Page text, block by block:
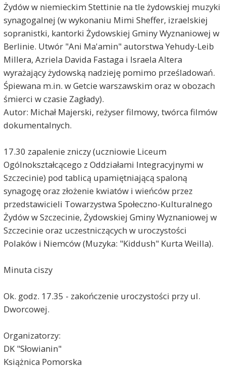
Żydów w niemieckim Stettinie na tle żydowskiej muzyki
synagogalnej (w wykonaniu Mimi Sheffer, izraelskiej
sopranistki, kantorki Żydowskiej Gminy Wyznaniowej w
Berlinie. Utwór "Ani Ma'amin" autorstwa Yehudy-Leib
Millera, Azriela Davida Fastaga i Israela Altera
wyrażający żydowską nadzieję pomimo prześladowań.
Śpiewana m.in. w Getcie warszawskim oraz w obozach
śmierci w czasie Zagłady).
Autor: Michał Majerski, reżyser filmowy, twórca filmów
dokumentalnych.
17.30 zapalenie zniczy (uczniowie Liceum
Ogólnokształcącego z Oddziałami Integracyjnymi w
Szczecinie) pod tablicą upamiętniającą spaloną
synagogę oraz złożenie kwiatów i wieńców przez
przedstawicieli Towarzystwa Społeczno-Kulturalnego
Żydów w Szczecinie, Żydowskiej Gminy Wyznaniowej w
Szczecinie oraz uczestniczących w uroczystości
Polaków i Niemców (Muzyka: "Kiddush" Kurta Weilla).
Minuta ciszy
Ok. godz. 17.35 - zakończenie uroczystości przy ul.
Dworcowej.
Organizatorzy:
DK "Słowianin"
Książnica Pomorska